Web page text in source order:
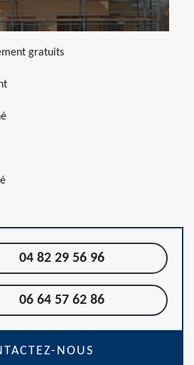
gratuits
04 82 29 56 96
06 64 57 62 86
NOUS